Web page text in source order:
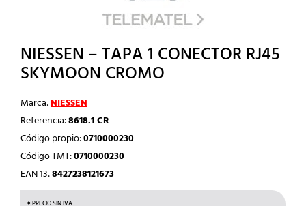
NIESSEN – TAPA 1 CONECTOR RJ45
SKYMOON CROMO
Marca:NIESSEN
Referencia:8618.1 CR
Código propio:0710000230
Código TMT:0710000230
EAN 13:8427238121673